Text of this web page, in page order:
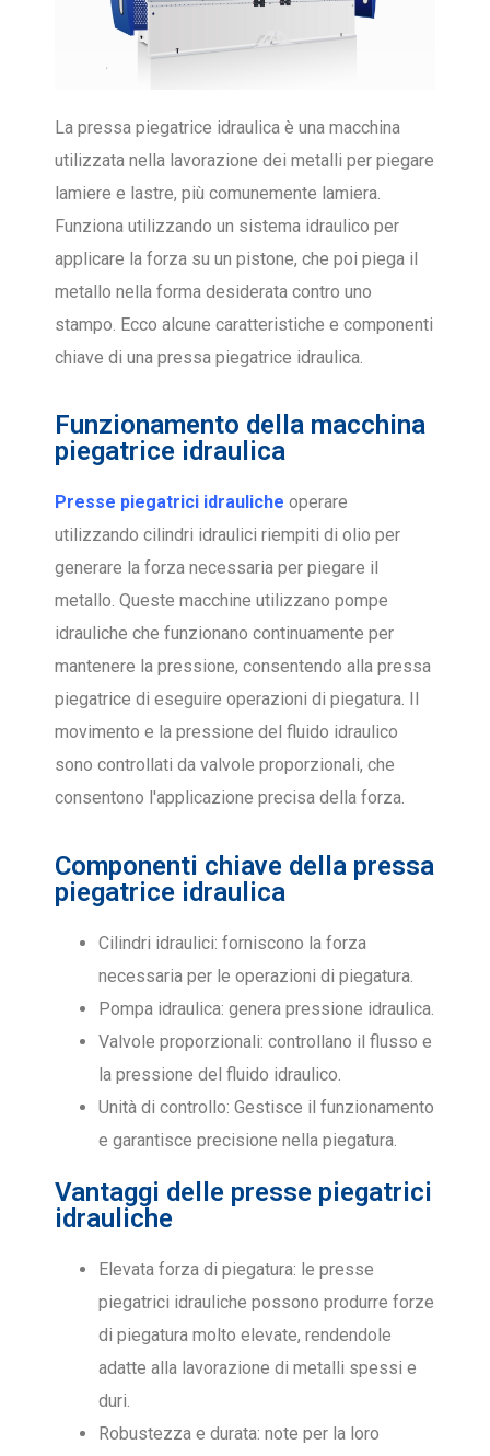
La pressa piegatrice idraulica è una macchina
utilizzata nella lavorazione dei metalli per piegare
lamiere e lastre, più comunemente lamiera.
Funziona utilizzando un sistema idraulico per
applicare la forza su un pistone, che poi piega il
metallo nella forma desiderata contro uno
stampo. Ecco alcune caratteristiche e componenti
chiave di una pressa piegatrice idraulica.
Funzionamento della macchina
piegatrice idraulica
Presse piegatrici idrauliche operare
utilizzando cilindri idraulici riempiti di olio per
generare la forza necessaria per piegare il
metallo. Queste macchine utilizzano pompe
idrauliche che funzionano continuamente per
mantenere la pressione, consentendo alla pressa
piegatrice di eseguire operazioni di piegatura. Il
movimento e la pressione del fluido idraulico
sono controllati da valvole proporzionali, che
consentono l'applicazione precisa della forza.
Componenti chiave della pressa
piegatrice idraulica
Cilindri idraulici: forniscono la forza
necessaria per le operazioni di piegatura.
Pompa idraulica: genera pressione idraulica.
Valvole proporzionali: controllano il flusso e
la pressione del fluido idraulico.
Unità di controllo: Gestisce il funzionamento
e garantisce precisione nella piegatura.
Vantaggi delle presse piegatrici
idrauliche
Elevata forza di piegatura: le presse
piegatrici idrauliche possono produrre forze
di piegatura molto elevate, rendendole
adatte alla lavorazione di metalli spessi e
duri.
Robustezza e durata: note per la loro